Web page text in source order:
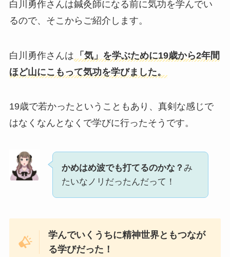
白川勇作さんは鍼灸師になる前に気功を学んでい
るので、そこからご紹介します。
白川勇作さんは
「気」を学ぶために19歳から2年間
ほど山にこもって気功を学びました。
19歳で若かったということもあり、真剣な感じで
はなくなんとなくで学びに行ったそうです。
かめはめ波でも打てるのかな？ み
たいなノリだったんだって！
学んでいくうちに精神世界ともつなが
る学びだった！